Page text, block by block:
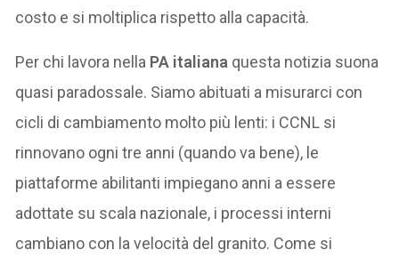
costo e si moltiplica rispetto alla capacità.
Per chi lavora nella PA italiana questa notizia suona
quasi paradossale. Siamo abituati a misurarci con
cicli di cambiamento molto più lenti: i CCNL si
rinnovano ogni tre anni (quando va bene), le
piattaforme abilitanti impiegano anni a essere
adottate su scala nazionale, i processi interni
cambiano con la velocità del granito. Come si